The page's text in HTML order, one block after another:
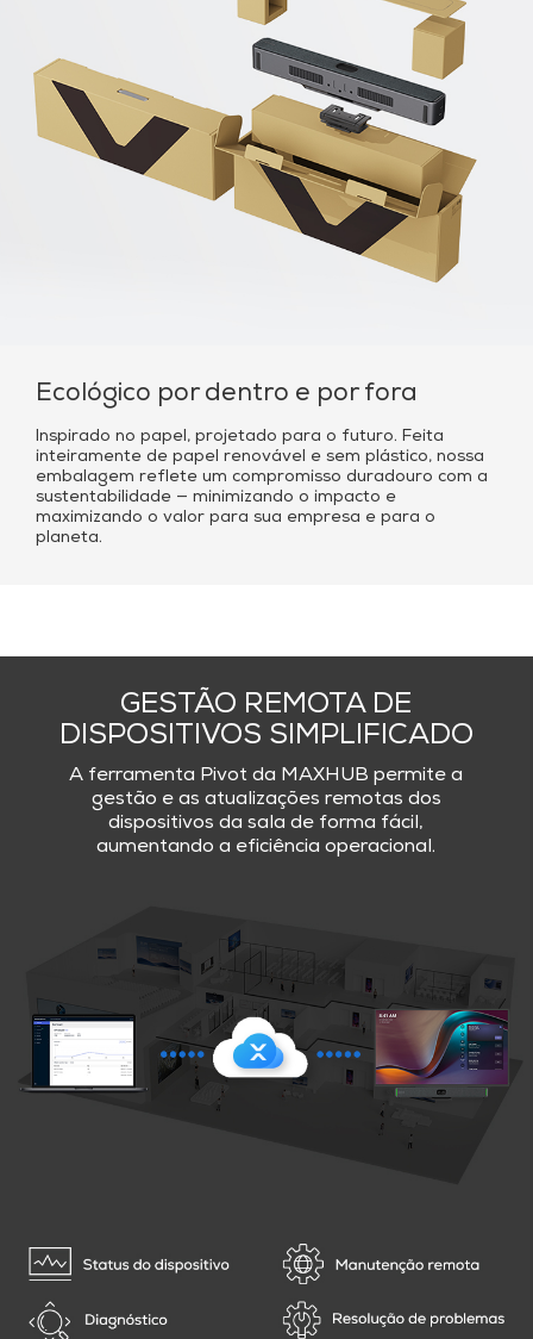
Ecológico por dentro e por fora
Inspirado no papel, projetado para o futuro. Feita
inteiramente de papel renovável e sem plástico, nossa
embalagem reflete um compromisso duradouro com a
sustentabilidade — minimizando o impacto e
maximizando o valor para sua empresa e para o
planeta.
GESTÃO REMOTA DE
DISPOSITIVOS SIMPLIFICADO
A ferramenta Pivot da MAXHUB permite a
gestão e as atualizações remotas dos
dispositivos da sala de forma fácil,
aumentando a eficiência operacional.